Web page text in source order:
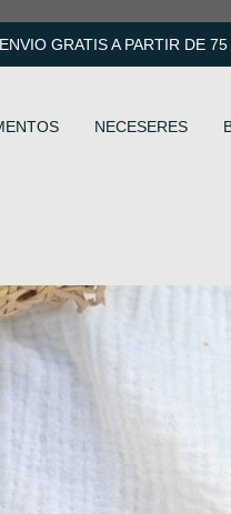
ENVIO GRATIS A PARTIR DE
NECESERES